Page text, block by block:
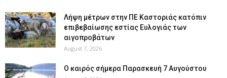
Λήψη μέτρων στην ΠΕ Καστοριάς κατόπιν
επιβεβαίωσης εστίας Ευλογιάς των
αιγοπροβάτων
August 7, 2026
Ο καιρός σήμερα Παρασκευή 7 Αυγούστου